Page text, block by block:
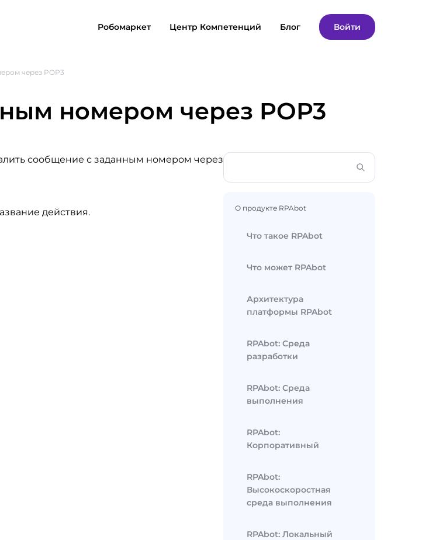
Робомаркет Центр Компетенций Блог Войти
через POP3
номером через POP3
сообщение с заданным номером через
действия.
О продукте RPAbot
Что такое RPAbot
Что может RPAbot
Архитектура
платформы RPAbot
RPAbot: Среда
разработки
RPAbot: Среда
выполнения
RPAbot:
Корпоративный
RPAbot:
Высокоскоростная
среда выполнения
RPAbot: Локальный